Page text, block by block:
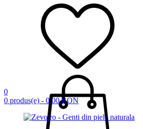
0
0 produs(e) - 0.00 RON